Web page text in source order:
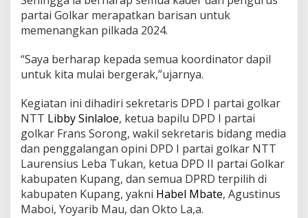
partai Golkar merapatkan barisan untuk
memenangkan pilkada 2024.
“Saya berharap kepada semua koordinator dapil
untuk kita mulai bergerak,”ujarnya.
Kegiatan ini dihadiri sekretaris DPD I partai golkar
NTT Libby Sinlaloe, ketua bapilu DPD I partai
golkar Frans Sorong, wakil sekretaris bidang media
dan penggalangan opini DPD I partai golkar NTT
Laurensius Leba Tukan, ketua DPD II partai Golkar
kabupaten Kupang, dan semua DPRD terpilih di
kabupaten Kupang, yakni Habel Mbate, Agustinus
Maboi, Yoyarib Mau, dan Okto La,a.